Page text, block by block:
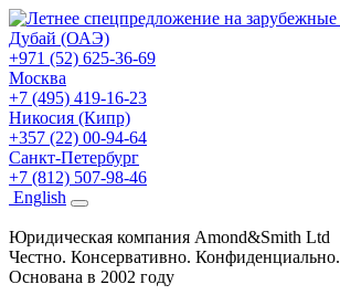
Дубай (ОАЭ)
+971 (52) 625-36-69
Москва
+7 (495) 419-16-23
Никосия (Кипр)
+357 (22) 00-94-64
Санкт-Петербург
+7 (812) 507-98-46
English
Юридическая компания Amond&Smith Ltd
Честно. Консервативно. Конфиденциально.
Основана в 2002 году